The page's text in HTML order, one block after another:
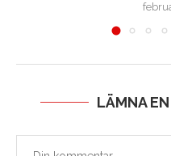
LÄMNA